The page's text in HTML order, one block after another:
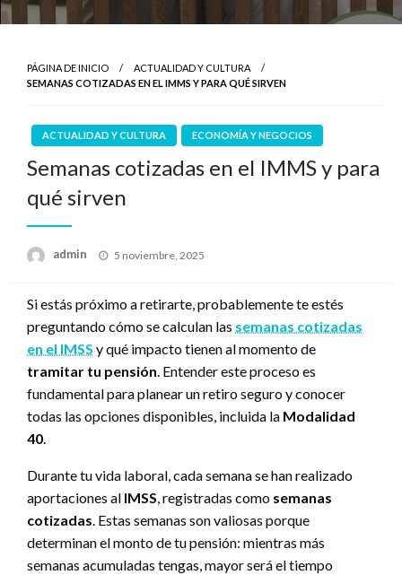
PÁGINA DE INICIO
ACTUALIDAD Y CULTURA
SEMANAS COTIZADAS EN EL IMMS Y PARA QUÉ SIRVEN
ACTUALIDAD Y CULTURA ECONOMÍA Y NEGOCIOS
Semanas cotizadas en el IMMS y para
qué sirven
admin
Publicado
5 noviembre, 2025
Si estás próximo a retirarte, probablemente te estés
preguntando cómo se calculan las semanas cotizadas
en el IMSS y qué impacto tienen al momento de
tramitar tu pensión. Entender este proceso es
fundamental para planear un retiro seguro y conocer
todas las opciones disponibles, incluida la Modalidad
40.
Durante tu vida laboral, cada semana se han realizado
aportaciones al IMSS, registradas como semanas
cotizadas. Estas semanas son valiosas porque
determinan el monto de tu pensión: mientras más
semanas acumuladas tengas, mayor será el tiempo